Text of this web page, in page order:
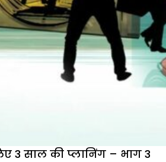
3 साल की प्लानिंग – भाग 3